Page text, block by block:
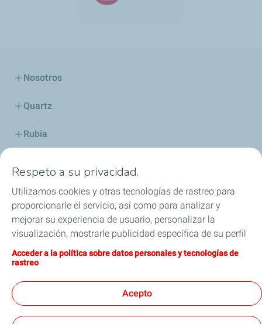
Nosotros
Quartz
Rubia
Lubricantes y especialidades
Distribuidores
Respeto a su privacidad.
Utilizamos cookies y otras tecnologías de rastreo para
proporcionarle el servicio, así como para analizar y
mejorar su experiencia de usuario, personalizar la
visualización, mostrarle publicidad específica de su perfil
en este sitio y en nuestros sitios asociados, y permitirle
compartir nuestro contenido en las redes sociales. Puede
momento haciendo clic en el botón «Gérer mes cookies»
(Gestionar cookies). Al hacer clic en el botón «J’accepte»
(Aceptar), nos autoriza a depositar la totalidad de las
Acceder a la política sobre datos personales y tecnologías de
rastreo
Acepto